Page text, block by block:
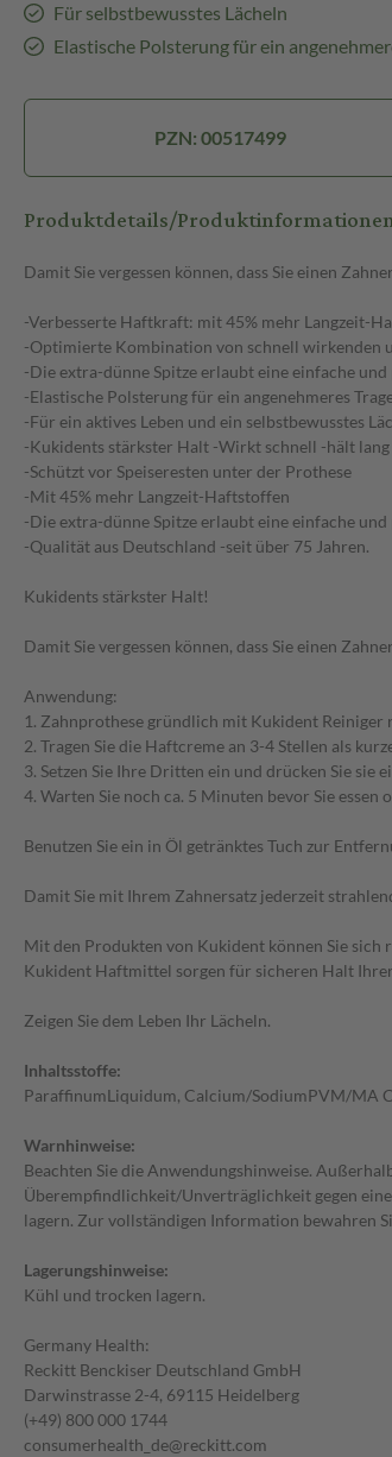
Für selbstbewusstes Lächeln
Elastische Polsterung für ein
PZN: 00517499
Produktdetails/
Damit Sie vergessen können, dass Sie einen
-Verbesserte Haftkraft: mit 45% mehr Langzeit-
-Optimierte Kombination von schnell wirkenden
-Die extra-dünne Spitze erlaubt eine einfache
-Elastische Polsterung für ein angenehmeres
-Für ein aktives Leben und ein selbstbewusstes
-Kukidents stärkster Halt -Wirkt schnell -hält lang
-Schützt vor Speiseresten unter der Prothese
-Mit 45% mehr Langzeit-Haftstoffen
-Die extra-dünne Spitze erlaubt eine einfache
-Qualität aus Deutschland -seit über 75 Jahren.
Kukidents stärkster Halt!
Damit Sie vergessen können, dass Sie einen
Anwendung:
1. Zahnprothese gründlich mit Kukident Reiniger
2. Tragen Sie die Haftcreme an 3-4 Stellen als
3. Setzen Sie Ihre Dritten ein und drücken Sie sie
4. Warten Sie noch ca. 5 Minuten bevor Sie essen
Benutzen Sie ein in Öl getränktes Tuch zur
Damit Sie mit Ihrem Zahnersatz jederzeit
Mit den Produkten von Kukident können Sie
Kukident Haftmittel sorgen für sicheren Halt
Zeigen Sie dem Leben Ihr Lächeln.
Inhaltsstoffe:
ParaffinumLiquidum, Calcium/SodiumPVM/MA
Warnhinweise:
Beachten Sie die Anwendungshinweise.
Überempfindlichkeit/Unverträglichkeit gegen
lagern. Zur vollständigen Information bewahren
Lagerungshinweise:
Kühl und trocken lagern.
Germany Health:
Reckitt Benckiser Deutschland GmbH
Darwinstrasse 2-4, 69115 Heidelberg
(+49) 800 000 1744
consumerhealth_de@reckitt.com